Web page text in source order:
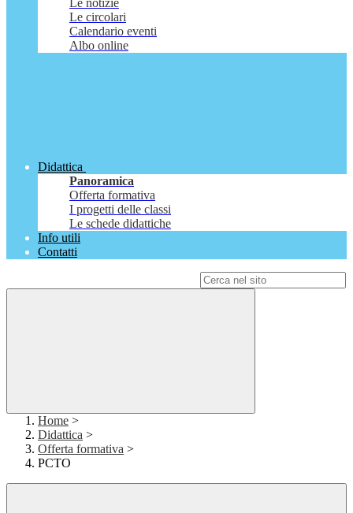
Le notizie
Le circolari
Calendario eventi
Albo online
Didattica
Panoramica
Offerta formativa
I progetti delle classi
Le schede didattiche
Info utili
Contatti
Home >
Didattica >
Offerta formativa >
PCTO